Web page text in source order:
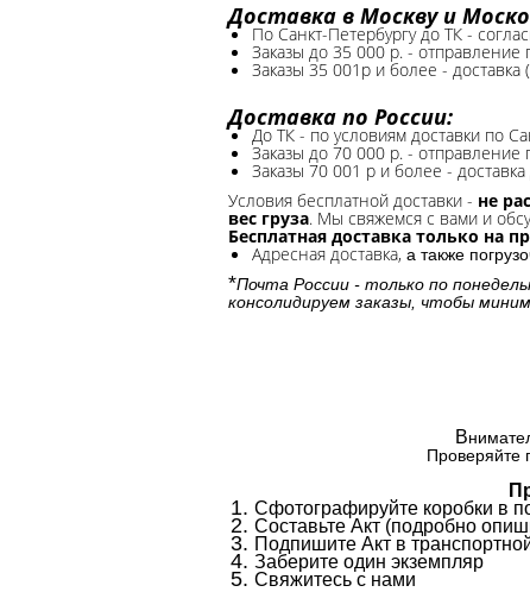
Доставка в Москву и
По Санкт-Петербургу до ТК -
Заказы до 35 000 р. -
Заказы 35 001р и более -
Доставка по России:
До ТК - по условиям доставки по
Заказы до 70 000 р. - отправление
Заказы 70 001 р и более - доставка
Условия бесплатной доставки - не
вес груза. Мы свяжемся с вами и
Бесплатная доставка только на
Адресная доставка, а также
*Почта России - только по
консолидируем заказы, чтобы
В
Проверяйте
Сфотографируйте коробки в
Составьте Акт (подробно
Подпишите Акт в
Заберите один экземпляр
Свяжитесь с нами